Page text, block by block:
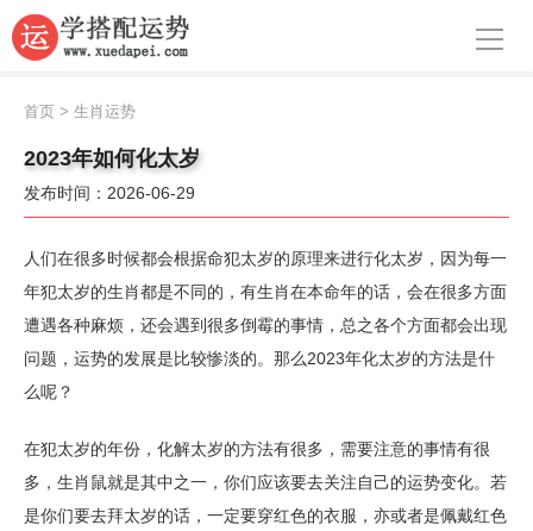
导航
周公解梦
生肖运势
八字算命
风水
首页 > 生肖运势
2023年如何化太岁
发布时间：2026-06-29
人们在很多时候都会根据命犯太岁的原理来进行化太岁，因为每一
年犯太岁的生肖都是不同的，有生肖在本命年的话，会在很多方面
遭遇各种麻烦，还会遇到很多倒霉的事情，总之各个方面都会出现
问题，运势的发展是比较惨淡的。那么2023年化太岁的方法是什
么呢？
在犯太岁的年份，化解太岁的方法有很多，需要注意的事情有很
多，生肖鼠就是其中之一，你们应该要去关注自己的运势变化。若
是你们要去拜太岁的话，一定要穿红色的衣服，亦或者是佩戴红色